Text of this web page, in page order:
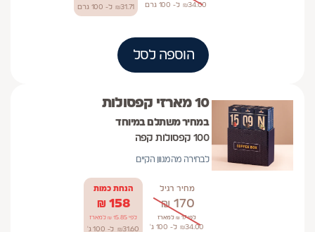
34.00
₪ ל- 100 גרם 31.71
₪ ל- 100 גרם
הוספה לסל
10 מארזי קפסולות
במחיר משתלם במיוחד
100 קפסולות קפה
לבחירה מהמגוון הקיים
מחיר רגיל
170
₪
לפי 17 ₪ למארז
34.00
₪ ל- 100 ג'
הנחת כמות
158
₪
לפי 15.85 ₪ למארז
31.60
₪ ל- 100 ג'